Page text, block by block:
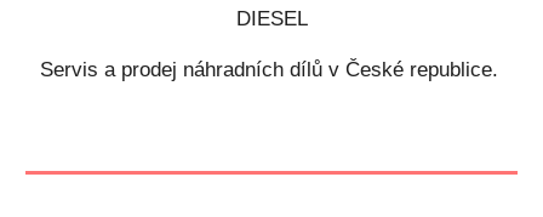
DIESEL
Servis a prodej náhradních dílů v České republice.